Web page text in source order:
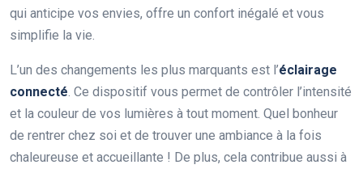
qui anticipe vos envies, offre un confort inégalé et vous
simplifie la vie.
L’un des changements les plus marquants est l’éclairage
connecté. Ce dispositif vous permet de contrôler l’intensité
et la couleur de vos lumières à tout moment. Quel bonheur
de rentrer chez soi et de trouver une ambiance à la fois
chaleureuse et accueillante ! De plus, cela contribue aussi à